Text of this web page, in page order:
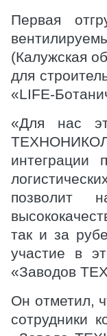
Первая
(Калужская
для
«LIFE-
«Для нас
интеграции
позволит
так и за
участие в
«Заводов
Он отметил,
сотрудники